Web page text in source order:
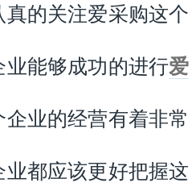
的关注爱采购这个
能够成功的进行爱
业的经营有着非常
都应该更好把握这